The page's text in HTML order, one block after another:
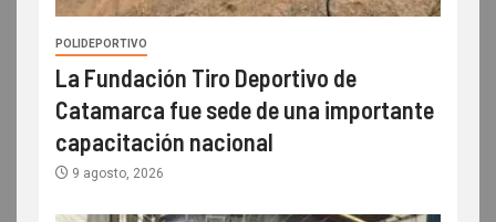
POLIDEPORTIVO
La Fundación Tiro Deportivo de
Catamarca fue sede de una importante
capacitación nacional
9 agosto, 2026